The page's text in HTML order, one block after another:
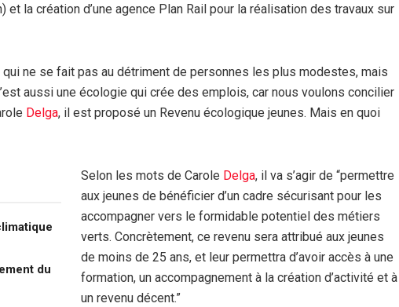
la création d’une agence Plan Rail pour la réalisation des travaux sur
qui ne se fait pas au détriment de personnes les plus modestes, mais
aussi une écologie qui crée des emplois, car nous voulons concilier
Delga, il est proposé un Revenu écologique jeunes. Mais en quoi
du
Selon les mots de Carole Delga, il va s’agir de “permettre
aux jeunes de bénéficier d’un cadre sécurisant pour les
accompagner vers le formidable potentiel des métiers
verts. Concrètement, ce revenu sera attribué aux jeunes
de moins de 25 ans, et leur permettra d’avoir accès à une
formation, un accompagnement à la création d’activité et à
un revenu décent.”